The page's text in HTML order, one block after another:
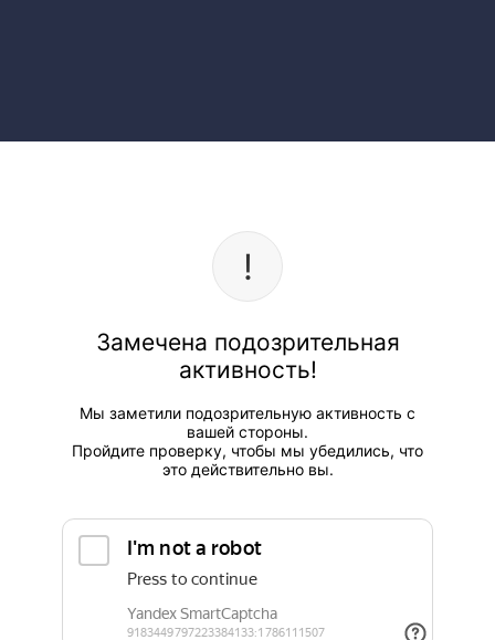
Замечена подозрительная
активность!
Мы заметили подозрительную активность с
вашей стороны.
Пройдите проверку, чтобы мы убедились, что
это действительно вы.